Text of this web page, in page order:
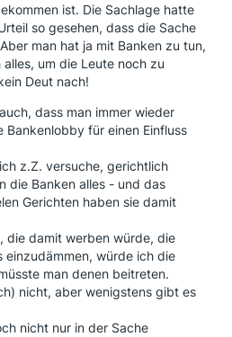
ist. Die Sachlage hatte
so gesehen, dass die Sache
man hat ja mit Banken zu tun,
um die Leute noch zu
Deut nach!
dass man immer wieder
Bankenlobby für einen Einfluss
z.Z. versuche, gerichtlich
die Banken alles - und das
Gerichten haben sie damit
die damit werben würde, die
einzudämmen, würde ich die
man denen beitreten.
nicht, aber wenigstens gibt es
nicht nur in der Sache